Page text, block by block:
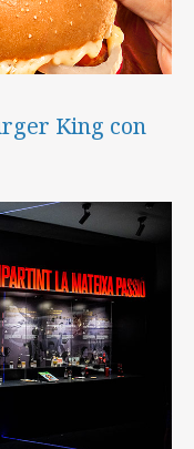
King con